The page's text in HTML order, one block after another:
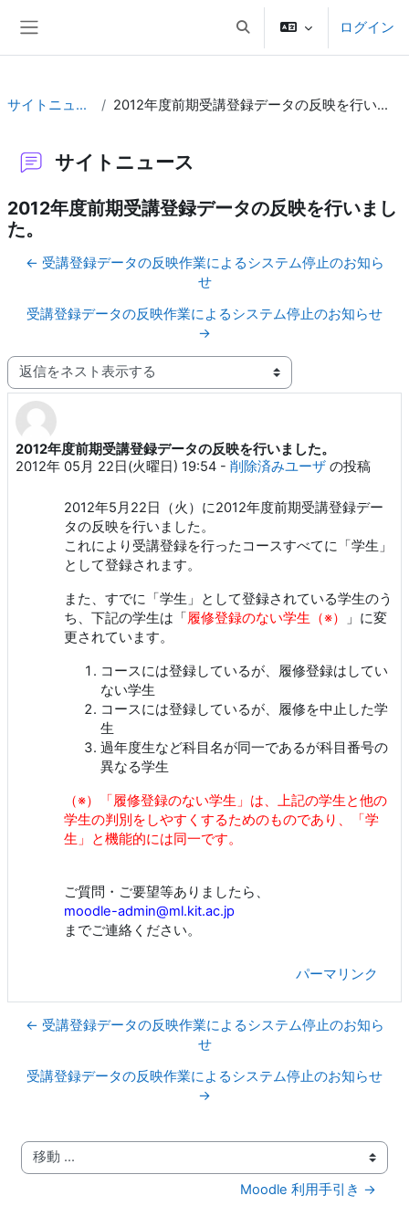
検索入力に切り替えるログイン
サイトニュース 2012年度前期受講登録データの反映を行いました。
サイトニュース
2012年度前期受講登録データの反映を行いまし
た。
← 受講登録データの反映作業によるシステム停止のお知ら
せ
受講登録データの反映作業によるシステム停止のお知らせ
→
表示モード
2012年度前期受講登録データの反映を行いました。
2012年 05月 22日(火曜日) 19:54 - 削除済みユーザ の投稿
返信数: 0
2012年5月22日（火）に2012年度前期受講登録デー
タの反映を行いました。
これにより受講登録を行ったコースすべてに「学生」
として登録されます。
また、すでに「学生」として登録されている学生のう
ち、下記の学生は「履修登録のない学生（※）
」に変
更されています。
コースには登録しているが、履修登録はしてい
ない学生
コースには登録しているが、履修を中止した学
生
過年度生など科目名が同一であるが科目番号の
異なる学生
（※）「履修登録のない学生」は、上記の学生と他の
学生の判別をしやすくするためのものであり、「学
生」と機能的には同一です。
ご質問・ご要望等ありましたら、
moodle-admin@ml.kit.ac.jp
までご連絡ください。
パーマリンク
← 受講登録データの反映作業によるシステム停止のお知ら
せ
受講登録データの反映作業によるシステム停止のお知らせ
→
移動 ...
Moodle 利用手引き →